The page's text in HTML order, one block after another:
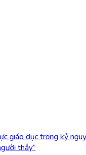
giáo dục trong kỷ
thầy”